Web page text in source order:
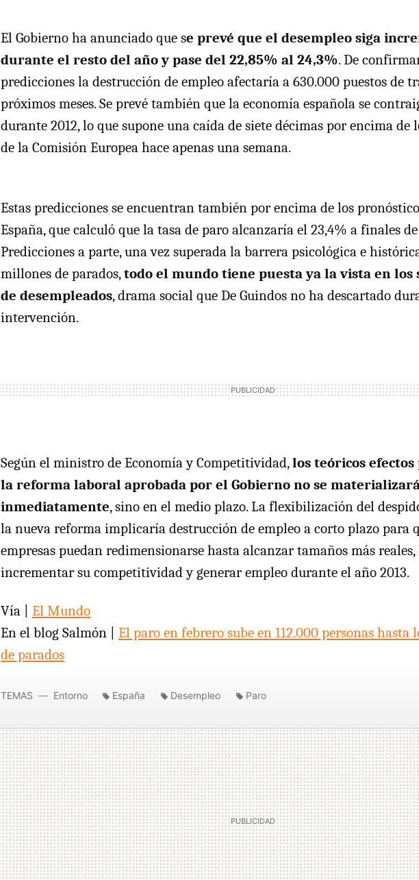
El Gobierno ha anunciado que se prevé que el desempleo siga
durante el resto del año y pase del 22,85% al 24,3%. De
predicciones la destrucción de empleo afectaría a 630.000 puestos de
próximos meses. Se prevé también que la economía española se
durante 2012, lo que supone una caída de siete décimas por encima de
de la Comisión Europea hace apenas una semana.
Estas predicciones se encuentran también por encima de los
España, que calculó que la tasa de paro alcanzaría el 23,4% a finales de
Predicciones a parte, una vez superada la barrera psicológica e
millones de parados,todo el mundo tiene puesta ya la vista en los
de desempleados, drama social que De Guindos no ha descartado
intervención.
Según el ministro de Economía y Competitividad,los teóricos efectos
la reforma laboral aprobada por el Gobierno no se
inmediatamente, sino en el medio plazo. La flexibilización del
la nueva reforma implicaría destrucción de empleo a corto plazo para
empresas puedan redimensionarse hasta alcanzar tamaños más
incrementar su competitividad y generar empleo durante el año 2013.
Vía | El Mundo
En el blog Salmón | El paro en febrero sube en 112.000 personas hasta
de parados
TEMAS Entorno España Desempleo Paro